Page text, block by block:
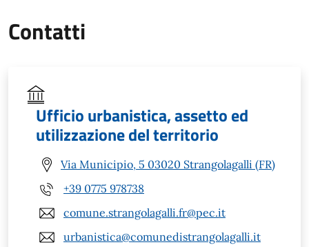
Contatti
Ufficio urbanistica, assetto ed
utilizzazione del territorio
Via Municipio, 5 03020 Strangolagalli (FR)
+39 0775 978738
comune.strangolagalli.fr@pec.it
urbanistica@comunedistrangolagalli.it